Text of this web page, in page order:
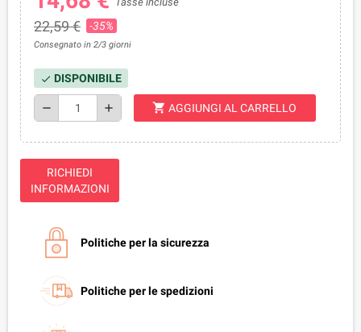
22,59 € -35%
Consegnato in 2/3 giorni
check DISPONIBILE
remove add shopping_cart AGGIUNGI AL CARRELLO
RICHIEDI
INFORMAZIONI
Politiche per la sicurezza
Politiche per le spedizioni